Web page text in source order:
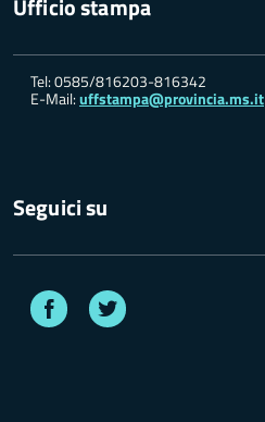
Ufficio stampa
Tel: 0585/816203-816342
E-Mail:uffstampa@provincia.ms.it
Seguici su
Facebook